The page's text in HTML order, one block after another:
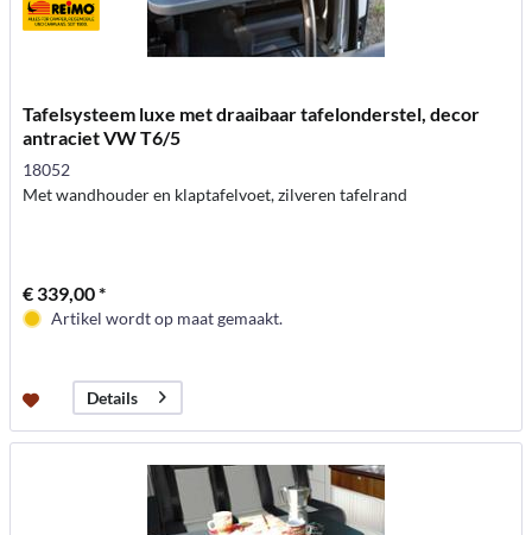
Tafelsysteem luxe met draaibaar tafelonderstel, decor
antraciet VW T6/5
18052
Met wandhouder en klaptafelvoet, zilveren tafelrand
€ 339,00 *
Artikel wordt op maat gemaakt.
Details